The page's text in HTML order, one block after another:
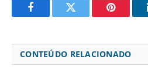
FacebookTwitter Pinterest
CONTEÚDO RELACIONADO